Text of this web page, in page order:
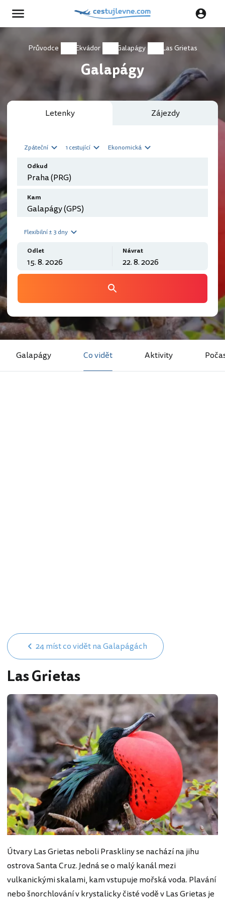
Průvodce Ekvádor Galapágy Las Grietas
Galapágy
Letenky Zájezdy
Zpáteční 1 cestující Ekonomická
Odkud
Kam
Flexibilní ± 3 dny
Odlet Návrat
Galapágy Co vidět Aktivity
24 míst co vidět na Galapágách
Las Grietas
Útvary Las Grietas neboli Praskliny se nachází na jihu
ostrova Santa Cruz. Jedná se o malý kanál mezi
vulkanickými skalami, kam vstupuje mořská voda. Plavání
nebo šnorchlování v krystalicky čisté vodě v Las Grietas je